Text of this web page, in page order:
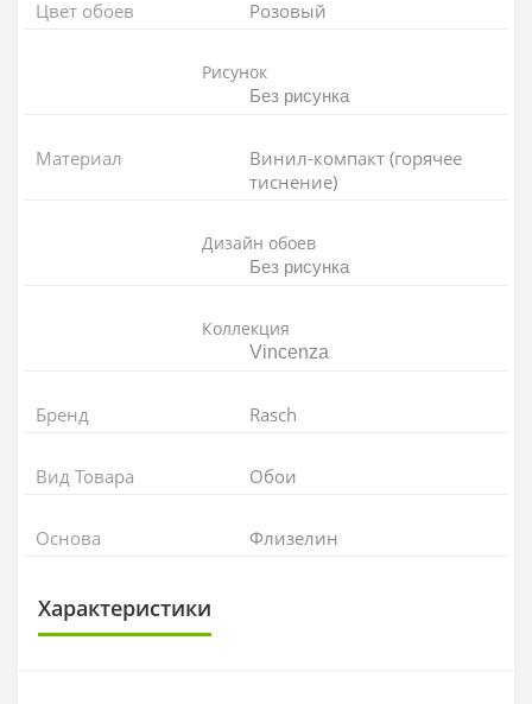
Цвет обоев Розовый
Рисунок
Без рисунка
Материал
Винил-компакт (горячее
тиснение)
Дизайн обоев
Без рисунка
Коллекция
Vincenza
Бренд Rasch
Вид Товара Обои
Основа Флизелин
Характеристики